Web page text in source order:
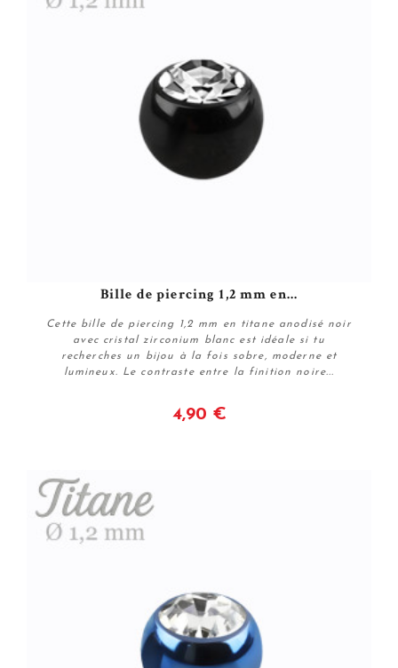
Bille de piercing 1,2 mm en...
Cette bille de piercing 1,2 mm en titane anodisé noir
avec cristal zirconium blanc est idéale si tu
recherches un bijou à la fois sobre, moderne et
lumineux. Le contraste entre la finition noire...
4,90 €